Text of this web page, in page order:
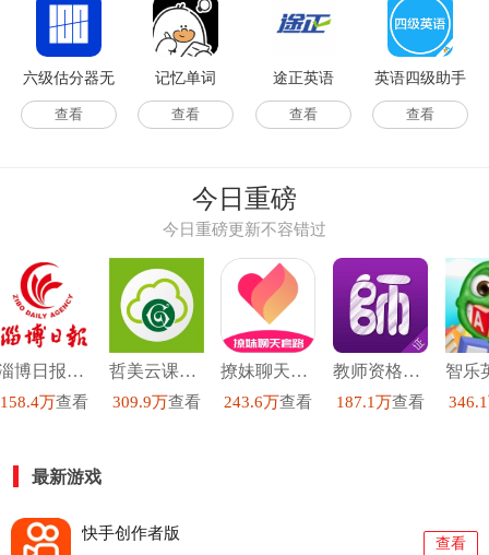
六级估分器无
广告版
查看
记忆单词
查看
途正英语
查看
英语四级助手
查看
今日重磅
今日重磅更新不容错过
淄博日报官方最新版
158.4万查看
哲美云课堂最新免费版
309.9万查看
撩妹聊天套路安卓免费版
243.6万查看
教师资格证手机最新版
187.1万查看
最新游戏
快手创作者版
查看